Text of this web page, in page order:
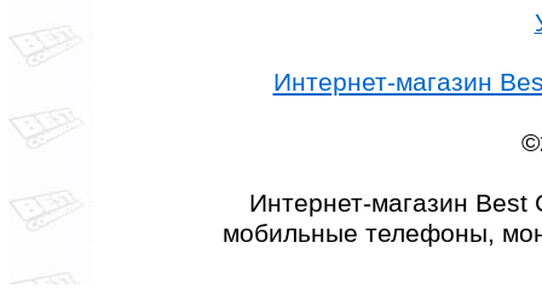
Интернет-магазин
Интернет-магазин Best
мобильные телефоны,